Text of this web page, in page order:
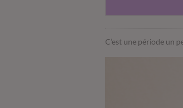
C’est une période un